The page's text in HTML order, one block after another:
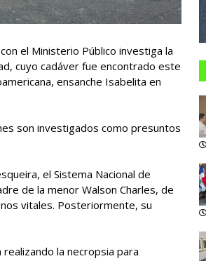
el Ministerio Público investiga la
cuyo cadáver fue encontrado este
ensanche Isabelita en
son investigados como presuntos
el Sistema Nacional de
de la menor Walson Charles, de
vitales. Posteriormente, su
la necropsia para